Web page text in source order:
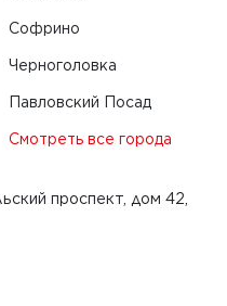
Софрино
Черноголовка
Павловский Посад
Смотреть все города
проспект, дом 42,